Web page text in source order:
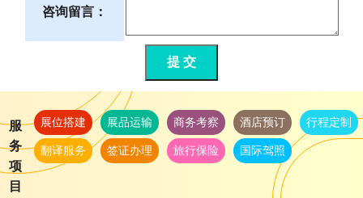
咨询留言：
提 交
服
务
项
目
展位搭建 展品运输 商务考察 酒店预订 行程定制
翻译服务 签证办理 旅行保险 国际驾照